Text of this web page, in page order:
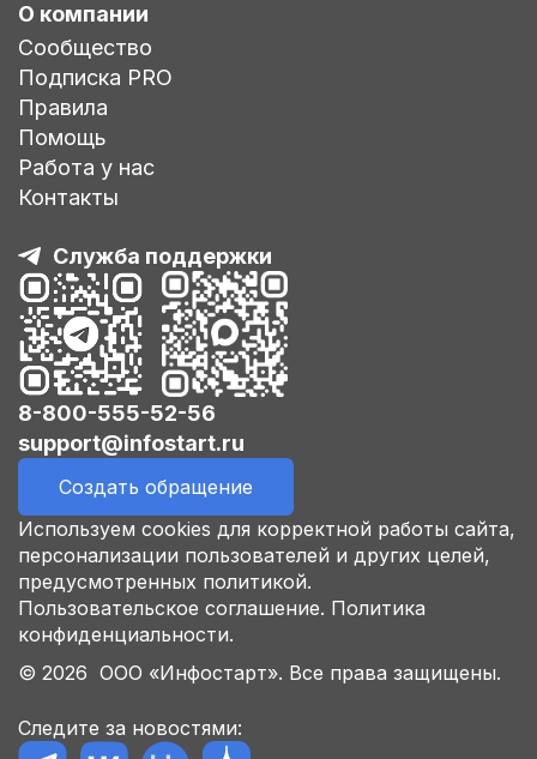
О компании
Сообщество
Подписка PRO
Правила
Помощь
Работа у нас
Контакты
Служба поддержки
8-800-555-52-56
support@infostart.ru
Создать обращение
Используем cookies для корректной работы сайта,
персонализации пользователей и других целей,
предусмотренных политикой.
Пользовательское соглашение. Политика
конфиденциальности.
© 2026 ООО «Инфостарт». Все права защищены.
Следите за новостями: